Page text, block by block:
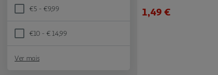
€5 - €9,99
Refine by Preço: €5 - €9,99
€10 - € 14,99
Refine by Preço: €10 - € 14,99
Ver mais
1,49 €